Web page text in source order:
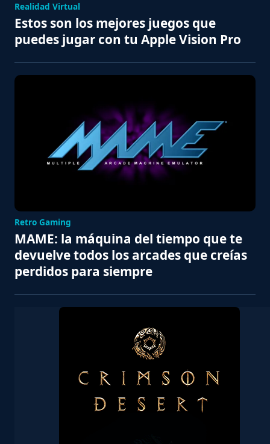
Realidad Virtual
Estos son los mejores juegos que
puedes jugar con tu Apple Vision Pro
Retro Gaming
MAME: la máquina del tiempo que te
devuelve todos los arcades que creías
perdidos para siempre